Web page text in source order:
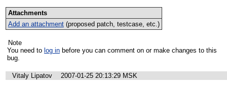
Attachments
Add an attachment(proposed patch, testcase, etc.)
Note
You need to log in
bug.
Vitaly Lipatov
2007-01-25 20:13:29 MSK